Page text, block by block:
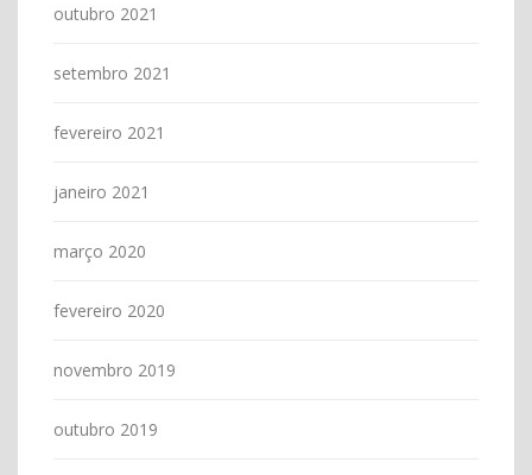
outubro 2021
setembro 2021
fevereiro 2021
janeiro 2021
março 2020
fevereiro 2020
novembro 2019
outubro 2019